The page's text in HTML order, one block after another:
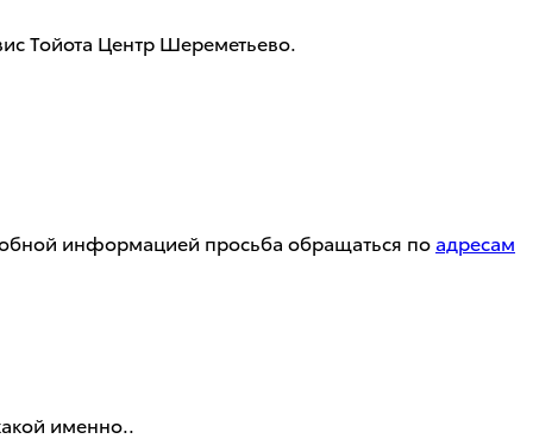
Тойота Центр Шереметьево.
информацией просьба обращаться по адресам
именно..